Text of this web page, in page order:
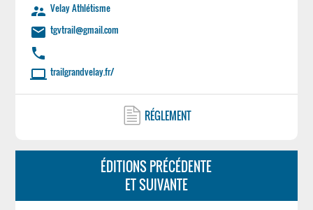
supervisor_account Velay Athlétisme
email tgvtrail@gmail.com
phone
laptop trailgrandvelay.fr/
RÉGLEMENT
ÉDITIONS PRÉCÉDENTE
ET SUIVANTE